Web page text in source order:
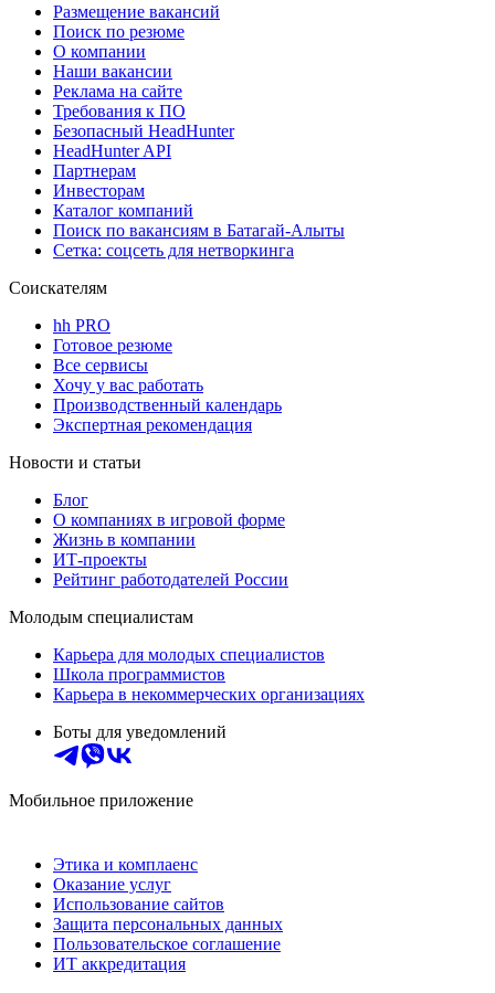
Размещение вакансий
Поиск по резюме
О компании
Наши вакансии
Реклама на сайте
Требования к ПО
Безопасный HeadHunter
HeadHunter API
Партнерам
Инвесторам
Каталог компаний
Поиск по вакансиям в Батагай-Алыты
Сетка: соцсеть для нетворкинга
Соискателям
hh PRO
Готовое резюме
Все сервисы
Хочу у вас работать
Производственный календарь
Экспертная рекомендация
Новости и статьи
Блог
О компаниях в игровой форме
Жизнь в компании
ИТ-проекты
Рейтинг работодателей России
Молодым специалистам
Карьера для молодых специалистов
Школа программистов
Карьера в некоммерческих организациях
Боты для уведомлений
Мобильное приложение
Этика и комплаенс
Оказание услуг
Использование сайтов
Защита персональных данных
Пользовательское соглашение
ИТ аккредитация